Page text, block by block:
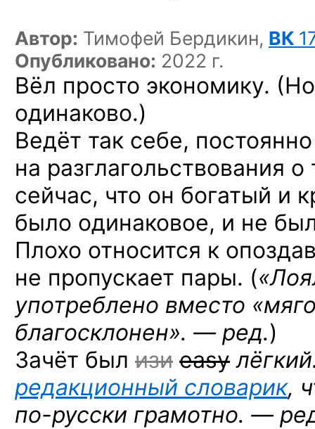
Автор: Тимофей Бердикин, ВК
Опубликовано: 2022 г.
Вёл просто экономику.
одинаково.)
Ведёт так себе,
на разглагольствования
сейчас, что он богатый и
было одинаковое, и не
Плохо относится к
не пропускает пары. (
употреблено вместо
благосклонен». — ред.)
Зачёт был изи easy
редакционный словарик,
по-русски грамотно. —